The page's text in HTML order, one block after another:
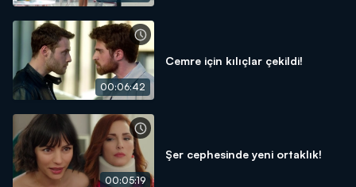
00:06:42
Cemre için kılıçlar çekildi!
00:05:19
Şer cephesinde yeni ortaklık!